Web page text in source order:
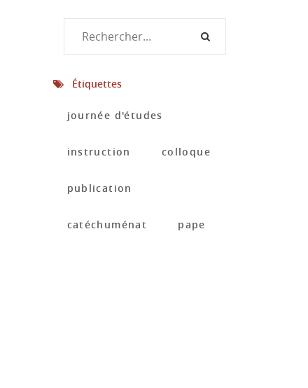
Étiquettes
journée d'études
instruction colloque
publication
catéchuménat pape